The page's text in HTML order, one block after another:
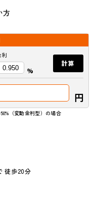
方
利
%
計算
円
（変動金利型）の場合
徒歩20分